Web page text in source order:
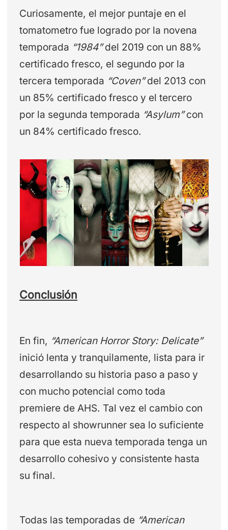
Curiosamente, el mejor puntaje en el
tomatometro fue logrado por la novena
temporada “1984”del 2019 con un 88%
certificado fresco, el segundo por la
tercera temporada “Coven”del 2013 con
un 85% certificado fresco y el tercero
por la segunda temporada “Asylum”con
un 84% certificado fresco.
Conclusión
En fin, “American Horror Story: Delicate”
inició lenta y tranquilamente, lista para ir
desarrollando su historia paso a paso y
con mucho potencial como toda
premiere de AHS. Tal vez el cambio con
respecto al showrunner sea lo suficiente
para que esta nueva temporada tenga un
desarrollo cohesivo y consistente hasta
su final.
Todas las temporadas de “American